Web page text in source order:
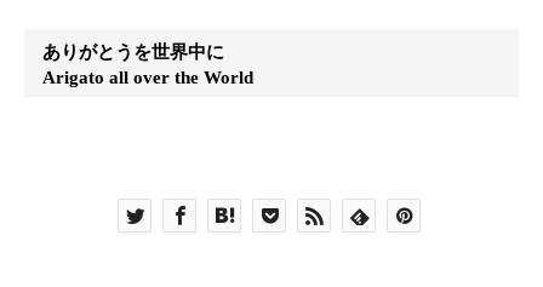
ありがとうを世界中に
Arigato all over the World